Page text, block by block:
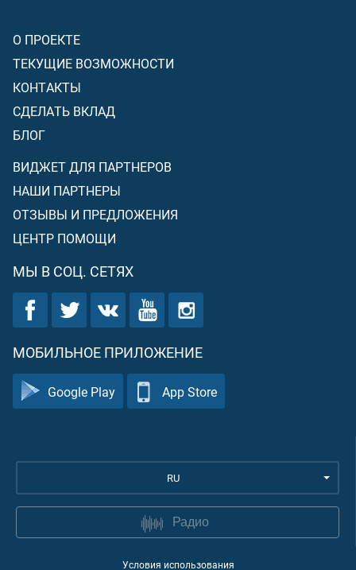
О ПРОЕКТЕ
ТЕКУЩИЕ ВОЗМОЖНОСТИ
КОНТАКТЫ
СДЕЛАТЬ ВКЛАД
БЛОГ
ВИДЖЕТ ДЛЯ ПАРТНЕРОВ
НАШИ ПАРТНЕРЫ
ОТЗЫВЫ И ПРЕДЛОЖЕНИЯ
ЦЕНТР ПОМОЩИ
МЫ В СОЦ. СЕТЯХ
МОБИЛЬНОЕ ПРИЛОЖЕНИЕ
Google Play App Store
RU
Радио
Условия использования